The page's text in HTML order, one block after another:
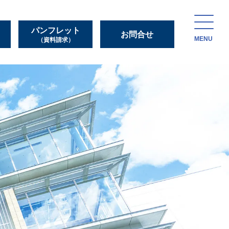
パンフレット
（資料請求）
お問合せ
MENU